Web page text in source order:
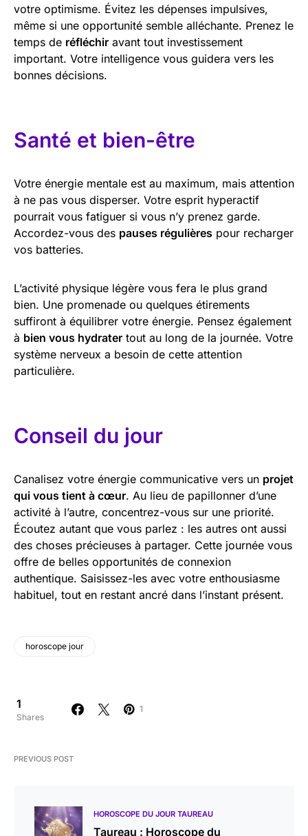
votre optimisme. Évitez les dépenses impulsives,
même si une opportunité semble alléchante. Prenez le
temps de réfléchir avant tout investissement
important. Votre intelligence vous guidera vers les
bonnes décisions.
Santé et bien-être
Votre énergie mentale est au maximum, mais attention
à ne pas vous disperser. Votre esprit hyperactif
pourrait vous fatiguer si vous n’y prenez garde.
Accordez-vous des pauses régulières pour recharger
vos batteries.
L’activité physique légère vous fera le plus grand
bien. Une promenade ou quelques étirements
suffiront à équilibrer votre énergie. Pensez également
à bien vous hydrater tout au long de la journée. Votre
système nerveux a besoin de cette attention
particulière.
Conseil du jour
Canalisez votre énergie communicative vers un projet
qui vous tient à cœur. Au lieu de papillonner d’une
activité à l’autre, concentrez-vous sur une priorité.
Écoutez autant que vous parlez : les autres ont aussi
des choses précieuses à partager. Cette journée vous
offre de belles opportunités de connexion
authentique. Saisissez-les avec votre enthousiasme
habituel, tout en restant ancré dans l’instant présent.
horoscope jour
1
Shares
1
PREVIOUS POST
HOROSCOPE DU JOUR TAUREAU
Taureau : Horoscope du